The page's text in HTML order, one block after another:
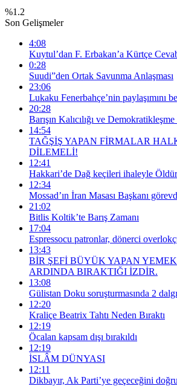
%1.2
Son Gelişmeler
4:08
Kuytul’dan F. Erbakan’a Kürtçe
0:28
Suudi”den Ortak Savunma Anlaşması
23:06
Lukaku Fenerbahçe’nin paylaşımını
20:28
Barışın Kalıcılığı ve
14:54
TAĞŞİŞ YAPAN FİRMALAR
DİLEMELİ!
12:41
Hakkari’de Dağ keçileri ihaleyle
12:34
Mossad’ın İran Masası Başkanı
21:02
Bitlis Koltik’te Barış Zamanı
17:04
Espressocu patronlar, dönerci
13:43
BİR ŞEFİ BÜYÜK YAPAN
ARDINDA BIRAKTIĞI İZDİR.
13:08
Gülistan Doku soruşturmasında 2
12:20
Kraliçe Beatrix Tahtı Neden Bıraktı
12:19
Öcalan kapsam dışı bırakıldı
12:19
İSLÂM DÜNYASI
12:11
Dikbayır, Ak Parti’ye geçeceğini